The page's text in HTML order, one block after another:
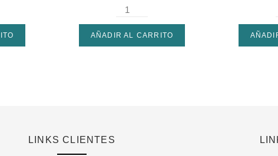
AÑADIR AL CARRITO
LINKS CLIENTES